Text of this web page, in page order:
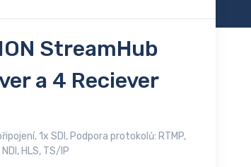
StreamHub
a 4 Reciever
1x SDI, Podpora protokolů: RTMP,
HLS, TS/IP